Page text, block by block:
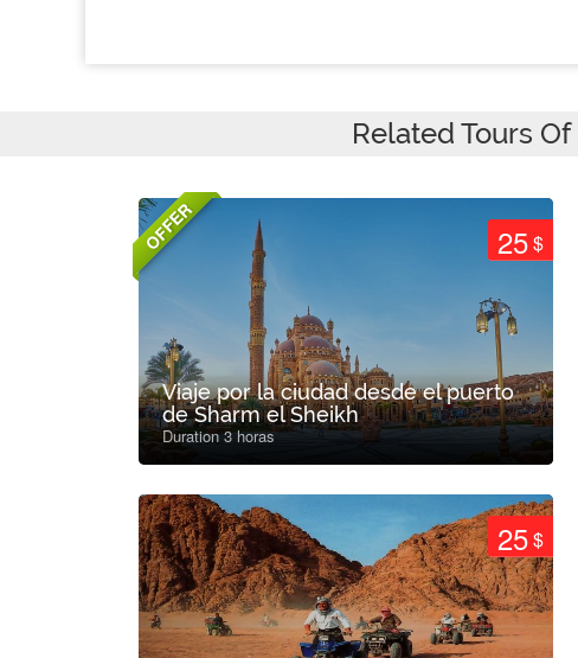
Related Tours Of
OFFER 25$
Viaje por la ciudad desde el puerto
de Sharm el Sheikh
Duration 3 horas
25$